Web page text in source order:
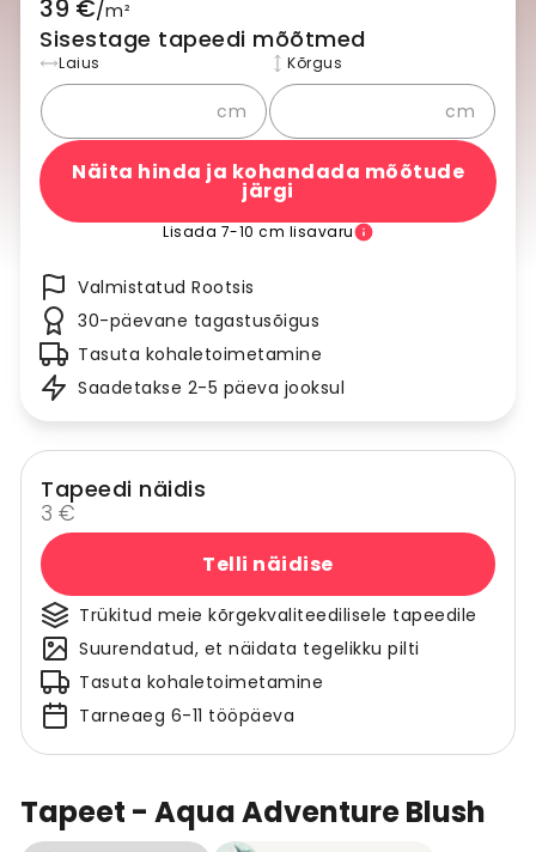
Tapeet - Aqua Adventure Blush
39 €/m²
Sisestage tapeedi mõõtmed
Laius
cm
Kõrgus
cm
Näita hinda ja kohandada mõõtude
järgi
Lisada 7-10 cm lisavaru
Valmistatud Rootsis
30-päevane tagastusõigus
Tasuta kohaletoimetamine
Saadetakse 2-5 päeva jooksul
Tapeedi näidis
3 €
Telli näidise
Trükitud meie kõrgekvaliteedilisele tapeedile
Suurendatud, et näidata tegelikku pilti
Tasuta kohaletoimetamine
Tarneaeg 6-11 tööpäeva